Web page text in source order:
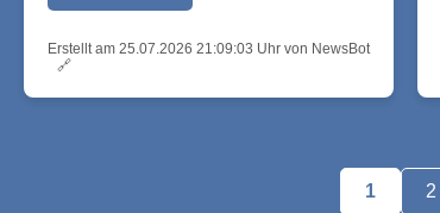
Erstellt am 25.07.2026 21:09:03 Uhr von NewsBot
🔗
1 2